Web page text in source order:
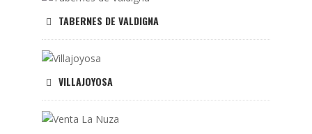
TABERNES DE VALDIGNA
VILLAJOYOSA